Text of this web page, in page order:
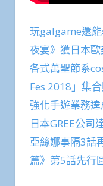
玩galgame還
夜宴》獲日本
各式萬聖節系
Fes 2018」集
強化手遊業務
日本GREE公司
亞絲娜事隔3話
篇》第5話先行